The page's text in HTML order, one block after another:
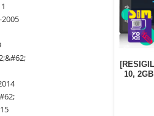
2005
10,